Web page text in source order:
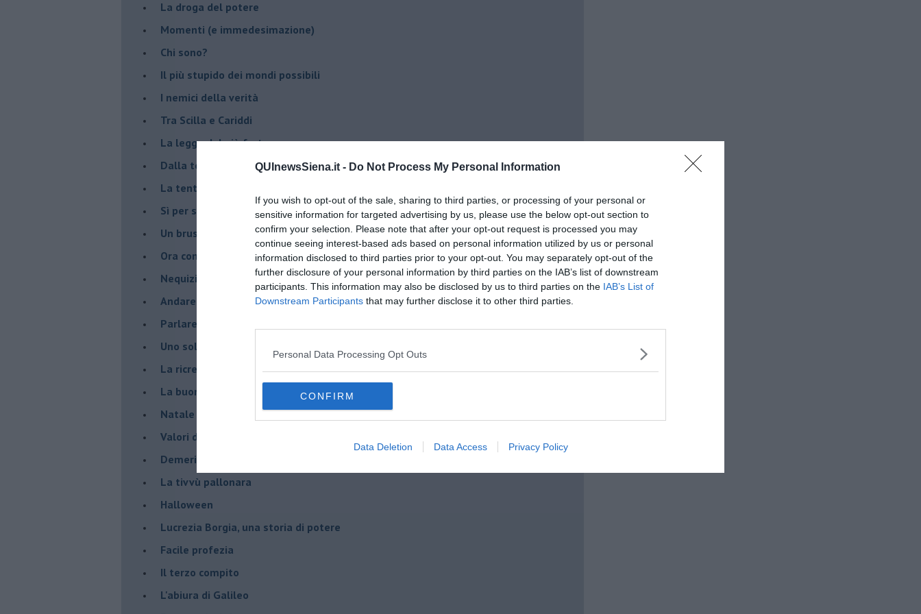
QUInewsSiena.it - Do Not Process My Personal Information
If you wish to opt-out of the sale, sharing to third parties, or processing of your personal or
sensitive information for targeted advertising by us, please use the below opt-out section to
confirm your selection. Please note that after your opt-out request is processed you may
continue seeing interest-based ads based on personal information utilized by us or personal
information disclosed to third parties prior to your opt-out. You may separately opt-out of the
further disclosure of your personal information by third parties on the IAB’s list of downstream
participants. This information may also be disclosed by us to third parties on the IAB’s List of
Downstream Participants that may further disclose it to other third parties.
Personal Data Processing Opt Outs
CONFIRM
Data Deletion Data Access Privacy Policy
La droga del potere
Momenti (e immedesimazione)
Chi sono?
Il più stupido dei mondi possibili
I nemici della verità
Tra Scilla e Cariddi
La legge del più forte
Dalla terra alla luna
La tentazione
​Sì per sempre? O no al momento?
Un brusco risveglio
Ora come allora
Nequizia
Andare oltre lo specchio
Parlare con la televisione
Uno solo al comando?
La ricreazione è finita
La buona notizia
Natale con l'elmetto
Valori dubbi miti fasulli
Demeritocrazia
La tivvù pallonara
Halloween
​Lucrezia Borgia, una storia di potere
Facile profezia
Il terzo compito
L'abiura di Galileo